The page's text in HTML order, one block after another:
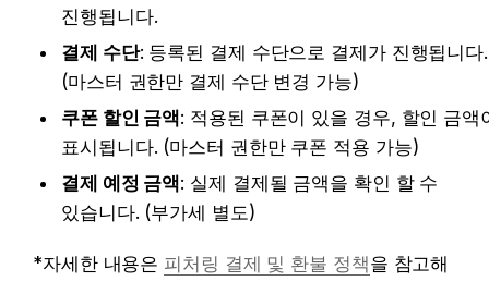
진행됩니다.
결제 수단: 등록된 결제 수단으로 결제가 진행됩니다.
(마스터 권한만 결제 수단 변경 가능)
쿠폰 할인 금액: 적용된 쿠폰이 있을 경우, 할인 금액
표시됩니다. (마스터 권한만 쿠폰 적용 가능)
결제 예정 금액: 실제 결제될 금액을 확인 할 수
있습니다. (부가세 별도)
*자세한 내용은 피처링 결제 및 환불 정책을 참고해